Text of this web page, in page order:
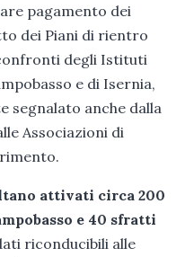
pagamento dei
dei Piani di rientro
degli Istituti
e di Isernia,
segnalato anche dalla
Associazioni di
attivati circa 200
e 40 sfratti
riconducibili alle